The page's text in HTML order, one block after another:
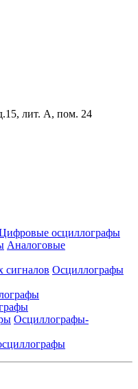
лит. А, пом. 24
осциллографы
Аналоговые
Осциллографы
Осциллографы-